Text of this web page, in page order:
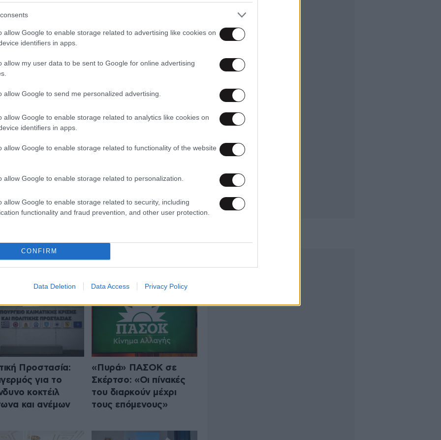
allow Google to enable storage related to advertising like cookies on
identifiers in apps.
allow my user data to be sent to Google for online advertising
allow Google to send me personalized advertising.
allow Google to enable storage related to analytics like cookies on
identifiers in apps.
allow Google to enable storage related to functionality of the website
allow Google to enable storage related to personalization.
allow Google to enable storage related to security, including
functionality and fraud prevention, and other user protection.
CONFIRM
Data Deletion Data Access Privacy Policy
ΠΟΛΙΤΙΚΗ
Προστασία:
για το
κοκτέιλ
και ανέμων
«Πυρά» ΠΑΣΟΚ σε
Σκέρτσο: «Οι πίνακές
του διαρκούν μέχρι
τους επόμενους»